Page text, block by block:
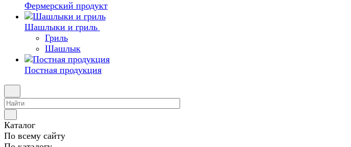
Фермерский продукт
Шашлыки и гриль
Гриль
Шашлык
Постная продукция
Каталог
По всему сайту